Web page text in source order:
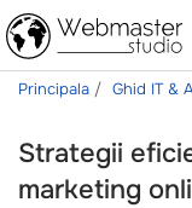
Principala Ghid IT &
Strategii
marketing